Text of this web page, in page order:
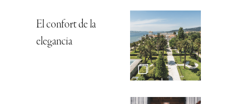
El confort de la
elegancia